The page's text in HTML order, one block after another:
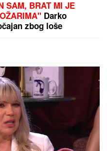
DO
OAZE SA
I
Novi most